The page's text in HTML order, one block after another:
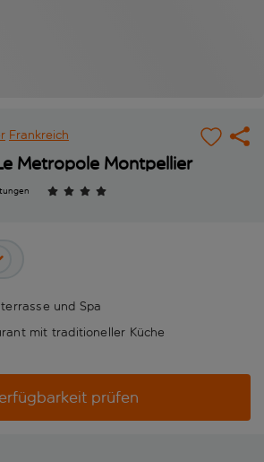
Frankreich
Metropole Montpellier
und Spa
mit traditioneller Küche
prüfen